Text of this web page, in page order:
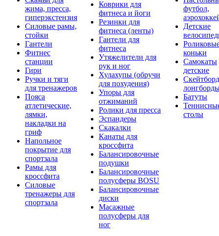
жима, пресса,
гиперэкстензия
Силовые рамы,
стойки
Гантели
Фитнес
станции
Гири
Ручки и тяги
для тренажеров
Пояса
атлетические,
лямки,
накладки на
гриф
Напольное
покрытие для
спортзала
Рамы для
кроссфита
Силовые
тренажеры для
спортзала
Коврики для
фитнеса и йоги
Резинки для
фитнеса (ленты)
Гантели для
фитнеса
Утяжелители для
рук и ног
Хулахупы (обручи
для похудения)
Упоры для
отжиманий
Ролики для пресса
Эспандеры
Скакалки
Канаты для
кроссфита
Балансировочные
подушки
Балансировочные
полусферы BOSU
Балансировочные
диски
Масажные
полусферы для
ног
футбол,
Детские
коньки
Самокаты
детские
Батуты
столы